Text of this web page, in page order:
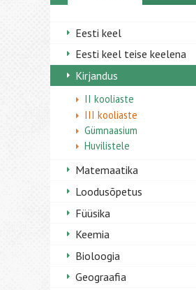
Eesti keel
Eesti keel teise keelena
Kirjandus
II kooliaste
III kooliaste
Gümnaasium
Huvilistele
Matemaatika
Loodusõpetus
Füüsika
Keemia
Bioloogia
Geograafia